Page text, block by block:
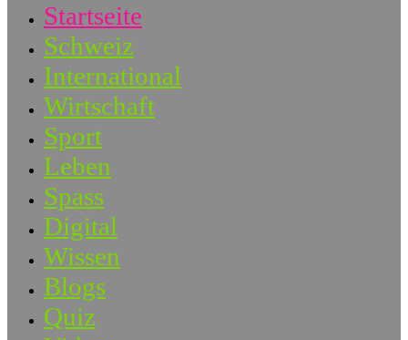
Startseite
Schweiz
International
Wirtschaft
Sport
Leben
Spass
Digital
Wissen
Blogs
Quiz